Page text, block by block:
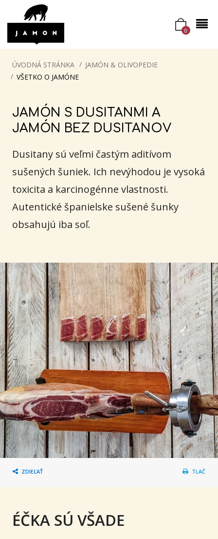
0
ÚVODNÁ STRÁNKA
JAMÓN & OLIVOPEDIE
VŠETKO O JAMÓNE
JAMÓN S DUSITANMI A
JAMÓN BEZ DUSITANOV
Dusitany sú veľmi častým aditívom
sušených šuniek. Ich nevýhodou je vysoká
toxicita a karcinogénne vlastnosti.
Autentické španielske sušené šunky
obsahujú iba soľ.
ZDIEĽAŤ TLAČ
ÉČKA SÚ VŠADE